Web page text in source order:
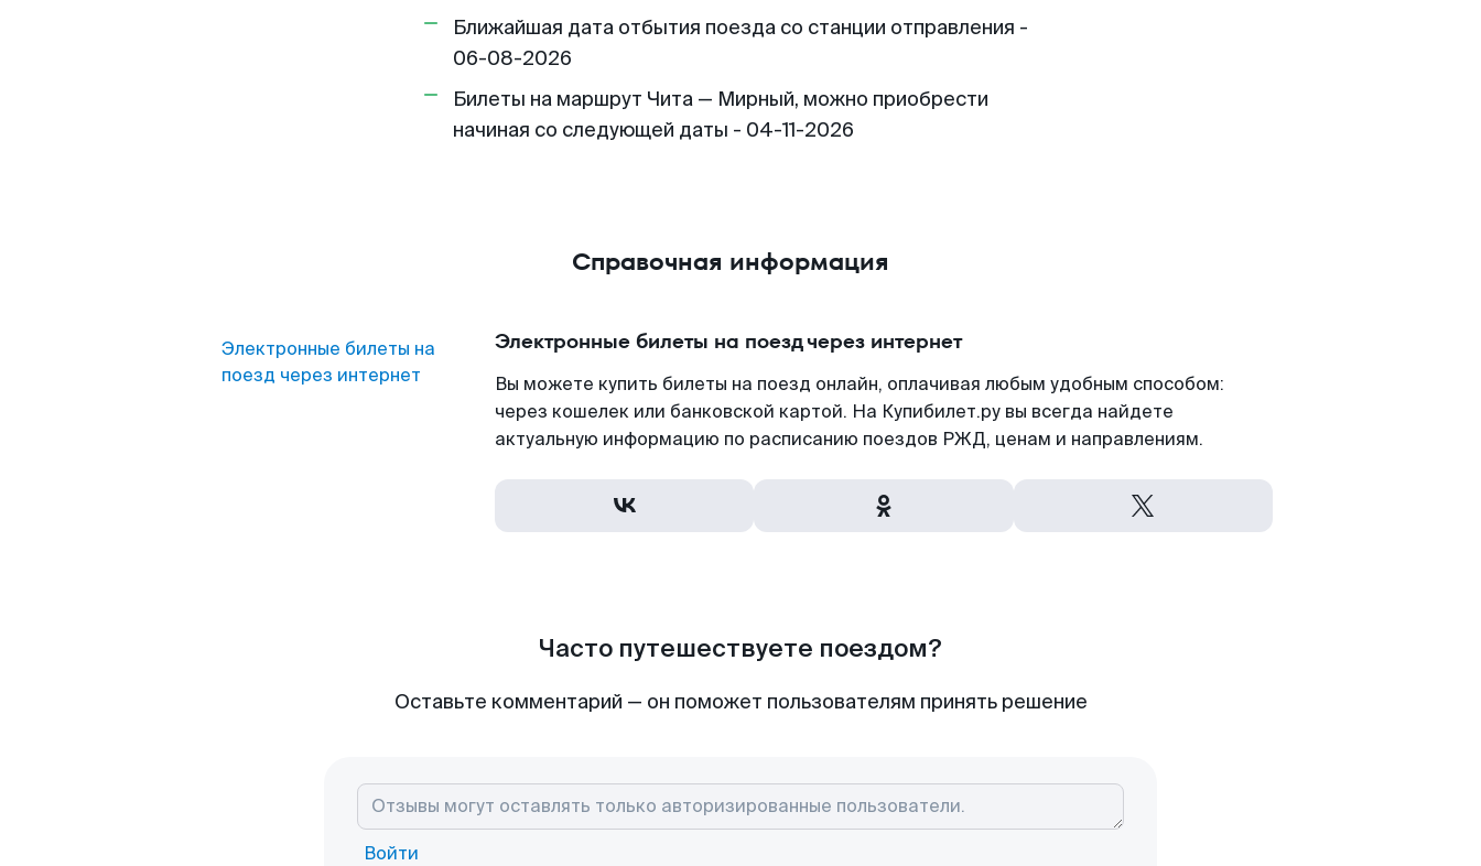
Ближайшая дата отбытия поезда со станции отправления -
06-08-2026
Билеты на маршрут Чита — Мирный, можно приобрести
начиная со следующей даты - 04-11-2026
Справочная информация
Электронные билеты на
поезд через интернет
Электронные билеты на поезд через интернет
Вы можете купить билеты на поезд онлайн, оплачивая любым удобным способом:
через кошелек или банковской картой. На Купибилет.ру вы всегда найдете
актуальную информацию по расписанию поездов РЖД, ценам и направлениям.
Часто путешествуете поездом?
Оставьте комментарий — он поможет пользователям принять решение
Войти